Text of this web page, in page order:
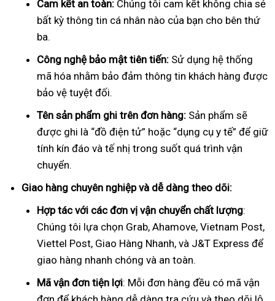
Cam kết an toàn: Chúng tôi cam kết không chia sẻ
bất kỳ thông tin cá nhân nào của bạn cho bên thứ
ba.
Công nghệ bảo mật tiên tiến: Sử dụng hệ thống
mã hóa nhằm bảo đảm thông tin khách hàng được
bảo vệ tuyệt đối.
Tên sản phẩm ghi trên đơn hàng: Sản phẩm sẽ
được ghi là “đồ điện tử” hoặc “dụng cụ y tế” để giữ
tính kín đáo và tế nhị trong suốt quá trình vận
chuyển.
Giao hàng chuyên nghiệp và dễ dàng theo dõi:
Hợp tác với các đơn vị vận chuyển chất lượng:
Chúng tôi lựa chọn Grab, Ahamove, Vietnam Post,
Viettel Post, Giao Hàng Nhanh, và J&T Express để
giao hàng nhanh chóng và an toàn.
Mã vận đơn tiện lợi: Mỗi đơn hàng đều có mã vận